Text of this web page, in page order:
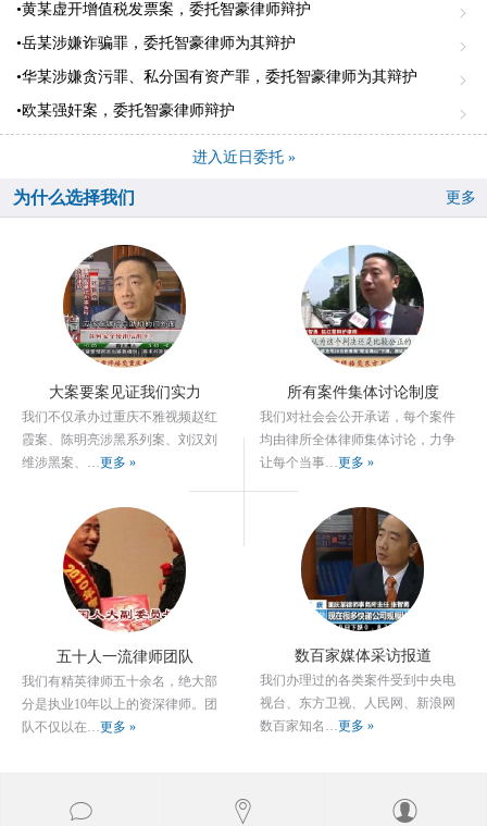
•黄某虚开增值税发票案，委托智豪律师辩护
•岳某涉嫌诈骗罪，委托智豪律师为其辩护
•华某涉嫌贪污罪、私分国有资产罪，委托智豪律师为其辩护
•欧某强奸案，委托智豪律师辩护
进入近日委托 »
为什么选择我们 更多
大案要案见证我们实力
我们不仅承办过重庆不雅视频赵红
霞案、陈明亮涉黑系列案、刘汉刘
维涉黑案、…更多 »
所有案件集体讨论制度
我们对社会会公开承诺，每个案件
均由律所全体律师集体讨论，力争
让每个当事…更多 »
五十人一流律师团队
我们有精英律师五十余名，绝大部
分是执业10年以上的资深律师。团
队不仅以在… 更多 »
数百家媒体采访报道
我们办理过的各类案件受到中央电
视台、东方卫视、人民网、新浪网
数百家知名… 更多 »